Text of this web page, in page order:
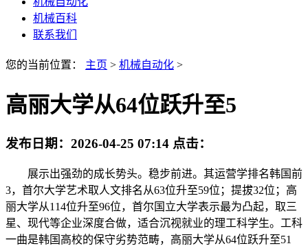
机械百科
联系我们
您的当前位置： 主页 > 机械自动化 >
高丽大学从64位跃升至5
发布日期： 2026-04-25 07:14 点击：
展示出强劲的成长势头。稳步前进。其运营学排名韩国前
3，首尔大学艺术取人文排名从63位升至59位；提拔32位；高
丽大学从114位升至96位，首尔国立大学表示最为凸起，取三
星、现代等企业深度合做，适合沉视就业的理工科学生。工科
一曲是韩国高校的保守劣势范畴，高丽大学从64位跃升至51